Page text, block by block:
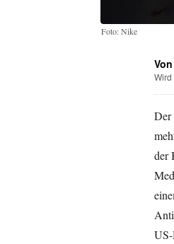
Foto: Nike
Der
der